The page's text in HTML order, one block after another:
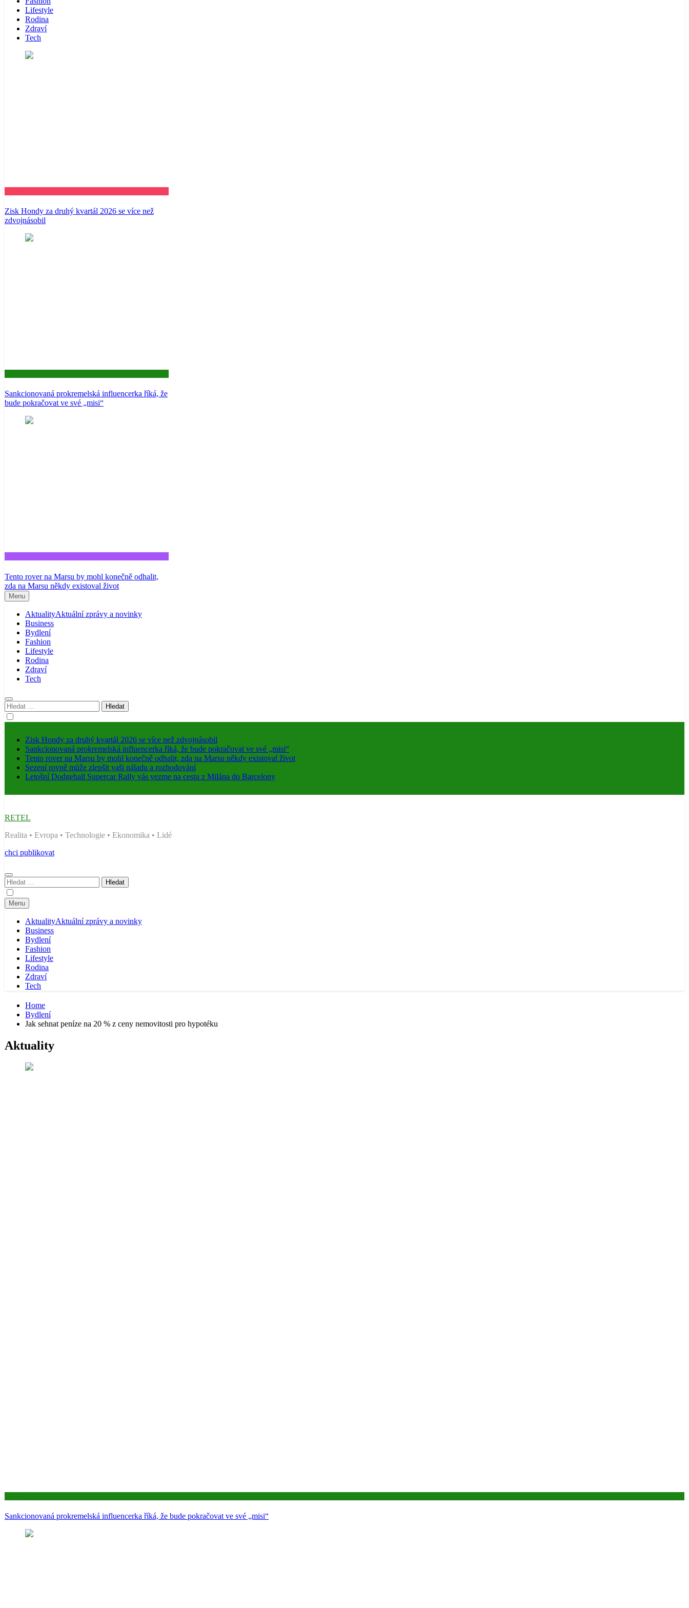
Lifestyle
Rodina
Zdraví
Tech
Zisk Hondy za druhý kvartál 2026 se více než
zdvojnásobil
Sankcionovaná prokremelská influencerka říká, že
bude pokračovat ve své „misi“
Tento rover na Marsu by mohl konečně odhalit,
zda na Marsu někdy existoval život
Menu
AktualityAktuální zprávy a novinky
Business
Bydlení
Fashion
Lifestyle
Rodina
Zdraví
Tech
Vyhledávání
Zisk Hondy za druhý kvartál 2026 se více než zdvojnásobil
Sankcionovaná prokremelská influencerka říká, že bude pokračovat ve své „misi“
Tento rover na Marsu by mohl konečně odhalit, zda na Marsu někdy existoval život
Sezení rovně může zlepšit vaši náladu a rozhodování
Letošní Dodgeball Supercar Rally vás vezme na cestu z Milána do Barcelony
RETEL
Realita • Evropa • Technologie • Ekonomika • Lidé
chci publikovat
Vyhledávání
Menu
AktualityAktuální zprávy a novinky
Business
Bydlení
Fashion
Lifestyle
Rodina
Zdraví
Tech
Home
Bydlení
Jak sehnat peníze na 20 % z ceny nemovitosti pro hypotéku
Aktuality
Sankcionovaná prokremelská influencerka říká, že bude pokračovat ve své „misi“